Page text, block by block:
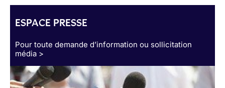
ESPACE PRESSE
Pour toute demande d’information ou sollicitation
média >